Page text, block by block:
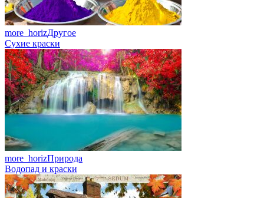
more_horizДругое
Сухие краски
more_horizПрирода
Водопад и краски